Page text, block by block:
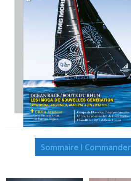
Sommaire I Commander